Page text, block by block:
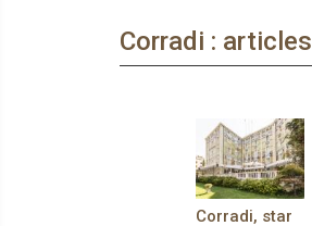
Corradi : articles
Corradi, star